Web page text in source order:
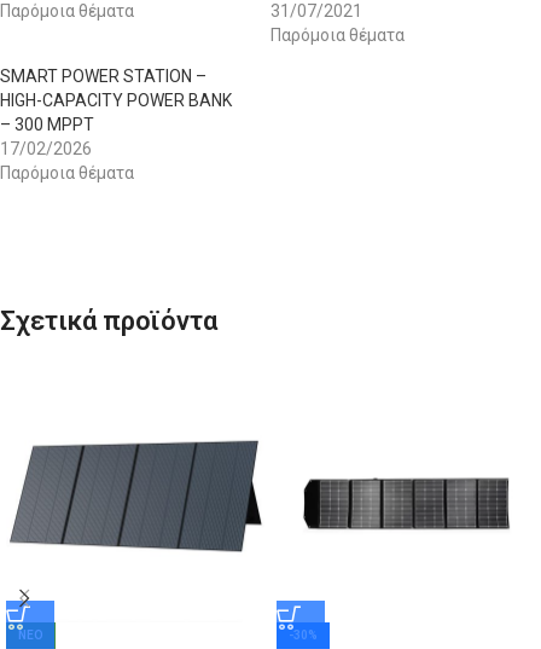
Παρόμοια θέματα
31/07/2021
Παρόμοια θέματα
SMART POWER STATION –
HIGH-CAPACITY POWER BANK
– 300 MPPT
17/02/2026
Παρόμοια θέματα
Σχετικά προϊόντα
ΝΕΟ -30%